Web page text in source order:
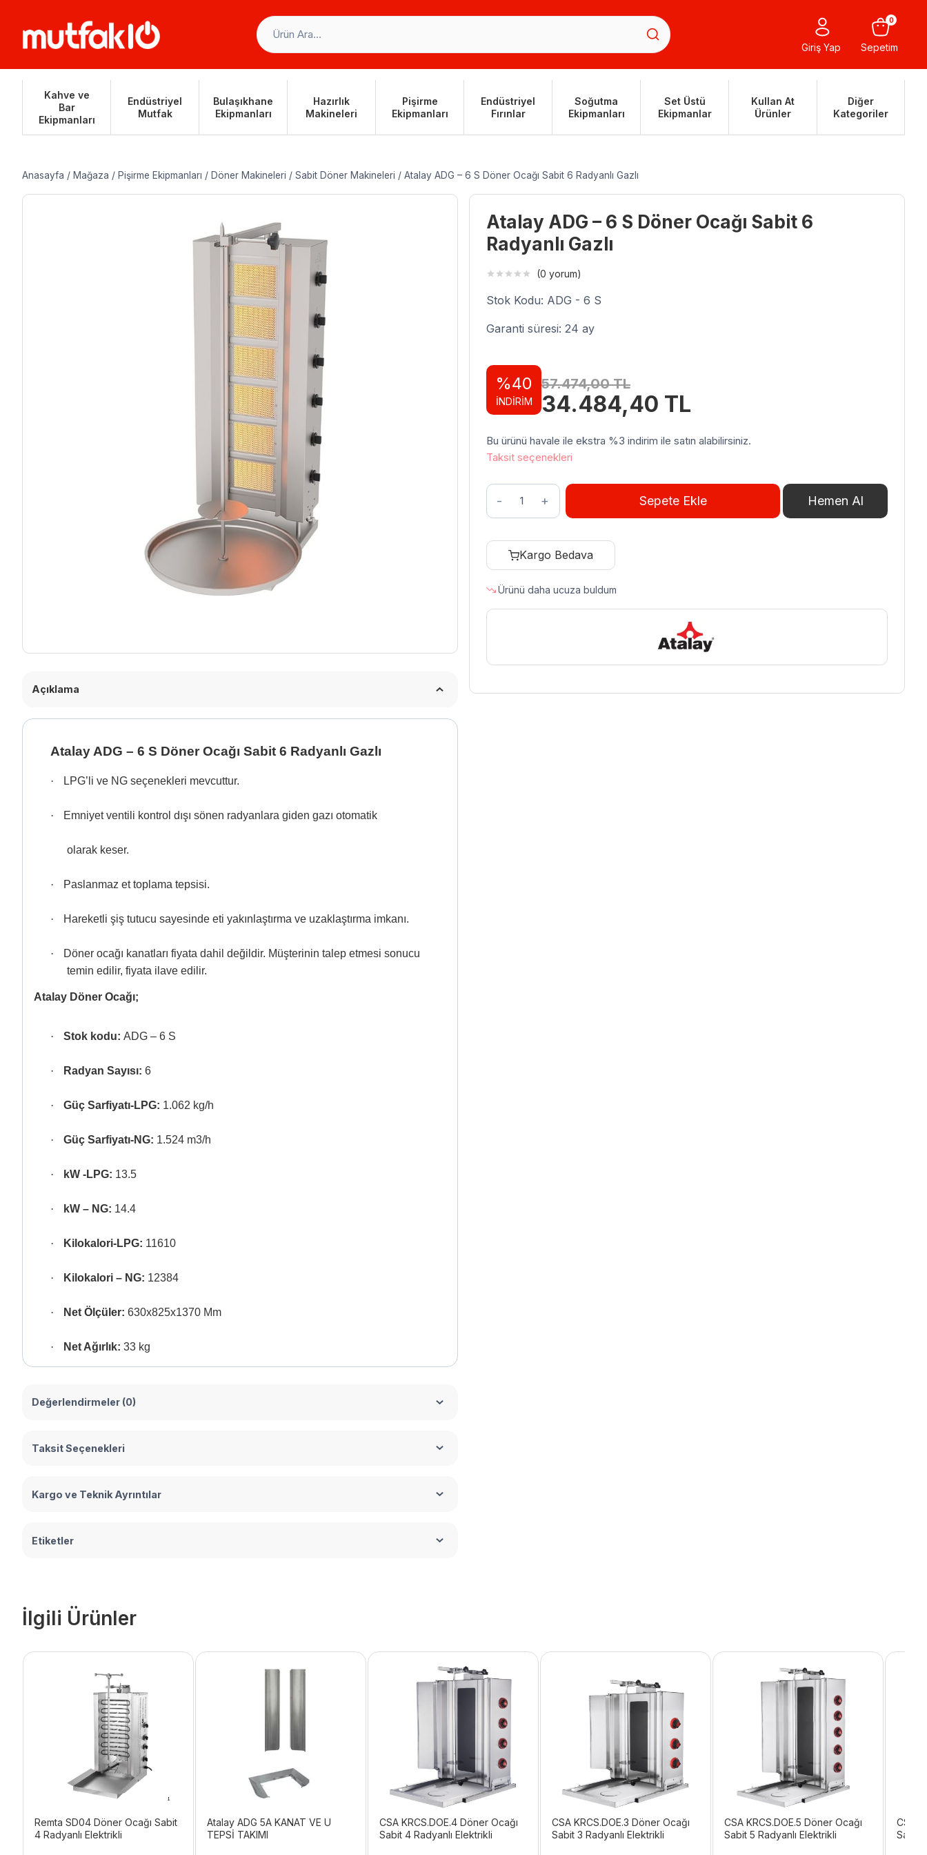
Giriş Yap Sepetim
0
Kahve ve
Bar
Ekipmanları
Endüstriyel
Mutfak
Bulaşıkhane
Ekipmanları
Hazırlık
Makineleri
Pişirme
Ekipmanları
Endüstriyel
Fırınlar
Soğutma
Ekipmanları
Set Üstü
Ekipmanlar
Kullan At
Ürünler
Diğer
Kategoriler
Anasayfa / Mağaza / Pişirme Ekipmanları / Döner Makineleri / Sabit Döner Makineleri / Atalay ADG – 6 S Döner Ocağı Sabit 6 Radyanlı Gazlı
Açıklama
Atalay ADG – 6 S Döner Ocağı Sabit 6 Radyanlı Gazlı
· LPG’li ve NG seçenekleri mevcuttur.
· Emniyet ventili kontrol dışı sönen radyanlara giden gazı otomatik
olarak keser.
· Paslanmaz et toplama tepsisi.
· Hareketli şiş tutucu sayesinde eti yakınlaştırma ve uzaklaştırma imkanı.
·
Döner ocağı kanatları fiyata dahil değildir. Müşterinin talep etmesi sonucu
temin edilir, fiyata ilave edilir.
Atalay Döner Ocağı;
· Stok kodu: ADG – 6 S
· Radyan Sayısı: 6
· Güç Sarfiyatı-LPG: 1.062 kg/h
· Güç Sarfiyatı-NG: 1.524 m3/h
· kW -LPG: 13.5
· kW – NG: 14.4
· Kilokalori-LPG: 11610
· Kilokalori – NG: 12384
· Net Ölçüler: 630x825x1370 Mm
· Net Ağırlık: 33 kg
Değerlendirmeler (0)
Taksit Seçenekleri
Kargo ve Teknik Ayrıntılar
Etiketler
Atalay ADG – 6 S Döner Ocağı Sabit 6
Radyanlı Gazlı
(0 yorum)
Stok Kodu: ADG - 6 S
Garanti süresi: 24 ay
%40
İNDİRİM
57.474,00TL
Orijinal
57.474,00 TL.
34.484,40 TL
fiyat:
Bu ürünü havale ile ekstra %3 indirim ile satın alabilirsiniz.
Taksit seçenekleri
Atalay
ADG
6
Ocağı
Sabit
Gazlı
Sepete Ekle Hemen Al
Kargo Bedava
Ürünü daha ucuza buldum
İlgili Ürünler
Remta SD04 Döner Ocağı Sabit
4 Radyanlı Elektrikli
Atalay ADG 5A KANAT VE U
TEPSİ TAKIMI
CSA KRCS.DOE.4 Döner Ocağı
Sabit 4 Radyanlı Elektrikli
CSA KRCS.DOE.3 Döner Ocağı
Sabit 3 Radyanlı Elektrikli
CSA KRCS.DOE.5 Döner Ocağı
Sabit 5 Radyanlı Elektrikli
CSA
Sabit